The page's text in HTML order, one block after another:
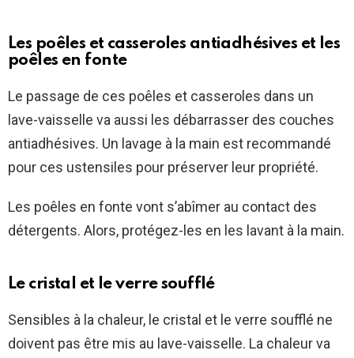
Les poêles et casseroles antiadhésives et les
poêles en fonte
Le passage de ces poêles et casseroles dans un
lave-vaisselle va aussi les débarrasser des couches
antiadhésives. Un lavage à la main est recommandé
pour ces ustensiles pour préserver leur propriété.
Les poêles en fonte vont s’abîmer au contact des
détergents. Alors, protégez-les en les lavant à la main.
Le cristal et le verre soufflé
Sensibles à la chaleur, le cristal et le verre soufflé ne
doivent pas être mis au lave-vaisselle. La chaleur va